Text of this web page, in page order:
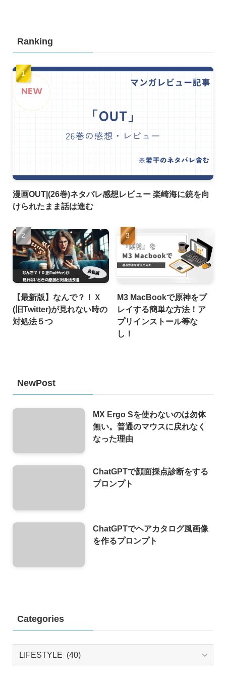
Ranking
漫画OUT|(26巻)ネタバレ感想レビュー 楽崎海に銃を向
けられたまま話は進む
【最新版】なんで？！Ｘ
(旧Twitter)が見れない時の
対処法５つ
M3 MacBookで原神をプ
レイする簡単な方法！ア
プリインストール等な
し！
NewPost
MX Ergo Sを使わないのは勿体
無い。普通のマウスに戻れなく
なった理由
ChatGPTで顔面採点診断をする
プロンプト
ChatGPTでヘアカタログ風画像
を作るプロンプト
Categories